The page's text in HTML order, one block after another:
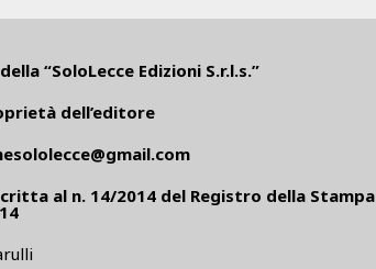
“SoloLecce Edizioni S.r.l.s.”
dell’editore
al n. 14/2014 del Registro della Stampa